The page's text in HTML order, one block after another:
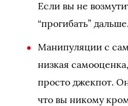
Если вы не
“прогибать” дальше.
Манипуляции с
низкая
просто джекпот.
что вы никому